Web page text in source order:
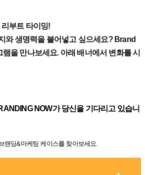
리부트 타이밍!
와 생명력을 불어넣고 싶으세요? Brand
을 만나보세요. 아래 배너에서 변화를 시
NOW가 당신을 기다리고 있습니
랜딩&마케팅 케이스를 찾아보세요.